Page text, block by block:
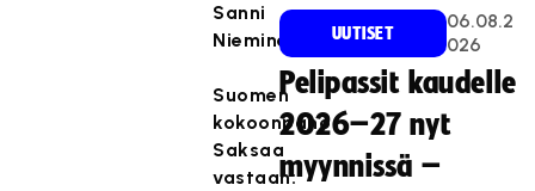
Sanni
Nieminen
Suomen
kokoonpano
Saksaa
vastaan:
UUTISET
06.08.2
026
Pelipassit kaudelle
2026–27 nyt
myynnissä –